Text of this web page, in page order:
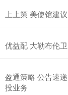
上上策 美使馆建
优益配 大勒布伦
盈通策略 公告速
投业务